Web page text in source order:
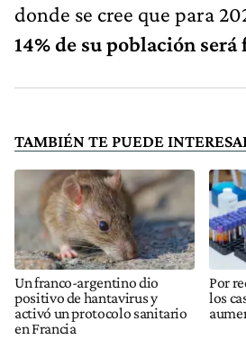
donde se cree que para
14% de su población
TAMBIÉN TE PUEDE
Un franco-argentino dio
positivo de hantavirus y
activó un protocolo sanitario
en Francia
Por
los